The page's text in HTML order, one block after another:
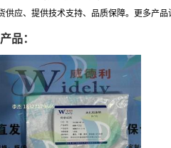
供应、提供技术支持、品质保障。更多产品
品：